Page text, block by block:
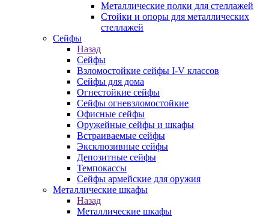
Металлические полки для стеллажей
Стойки и опоры для металлических
стеллажей
Сейфы
Назад
Сейфы
Взломостойкие сейфы I-V классов
Сейфы для дома
Огнестойкие сейфы
Сейфы огневзломостойкие
Офисные сейфы
Оружейные сейфы и шкафы
Встраиваемые сейфы
Эксклюзивные сейфы
Депозитные сейфы
Темпокассы
Сейфы армейские для оружия
Металлические шкафы
Назад
Металлические шкафы